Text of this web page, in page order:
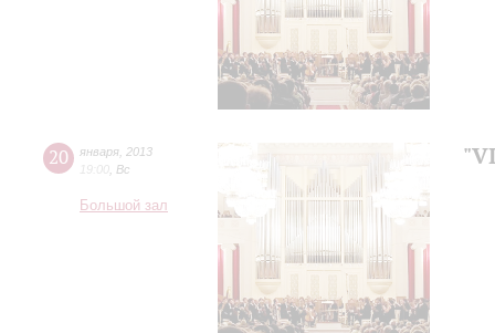
20 января 2013
19:00 Вс
Большой зал